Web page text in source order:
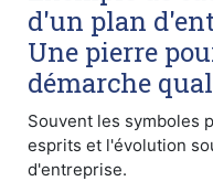
d'un plan
Une pierre
démarche
Souvent les symboles
esprits et l'évolution
d'entreprise.